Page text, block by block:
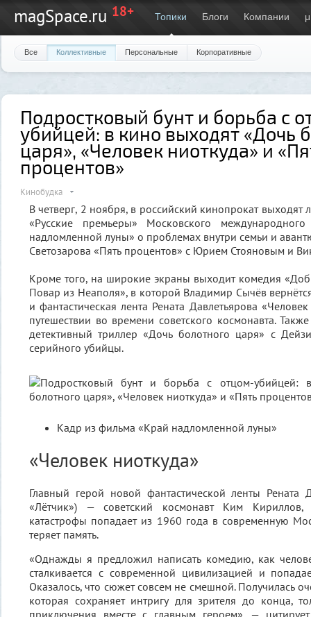
magSpace.ru 18+ Топики Блоги Компании μ
Все Коллективные Персональные Корпоративные
Подростковый бунт и борьба с
убийцей: в кино выходят «Дочь
царя», «Человек ниоткуда» и
процентов»
Кинобудка
В четверг, 2 ноября, в российский кинопрокат выходят
«Русские премьеры» Московского
надломленной луны» о проблемах внутри семьи и
Светозарова «Пять процентов» с Юрием Стояновым и
Кроме того, на широкие экраны выходит комедия
Повар из Неаполя», в которой Владимир Сычёв
и фантастическая лента Рената Давлетьярова
путешествии во времени советского космонавта.
детективный триллер «Дочь болотного царя» с
серийного убийцы.
Кадр из фильма «Край надломленной луны»
«Человек ниоткуда»
Главный герой новой фантастической ленты Рената
«Лётчик») — советский космонавт Ким Кириллов,
катастрофы попадает из 1960 года в современную
теряет память.
«Однажды я предложил написать комедию, как
сталкивается с современной цивилизацией и
Оказалось, что сюжет совсем не смешной. Получилась
которая сохраняет интригу для зрителя до конца,
приключения вместе с главным героем», —